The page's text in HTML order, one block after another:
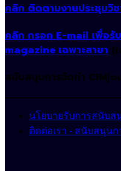
คลิก ติดตามงานประชุมวิช
คลิก กรอก E-mail เพื่อรั
magazine เฉพาะสาขา (
สนับสนุนการจัดทำ
นโยบายรับการสนับส
ติดต่อเรา - สนับสนุนก